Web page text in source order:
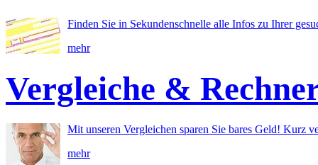
Finden Sie in Sekundenschnelle alle Infos zu Ihrer
mehr
Vergleiche &
Mit unseren Vergleichen sparen Sie bares Geld! Kurz
mehr